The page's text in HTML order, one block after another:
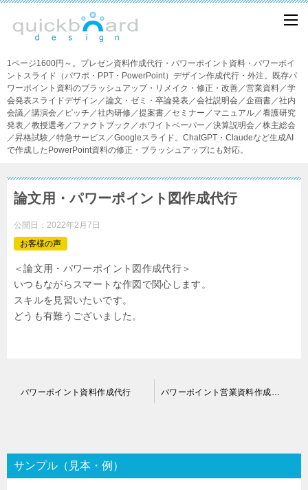
1ページ1600円～。プレゼン資料作成代行・パワーポイント資料・パワーポイ
ントスライド（パワポ・PPT・PowerPoint）デザイン作成代行・外注。既存パ
ワーポイント資料のブラッシュアップ・リメイク・修正・改善／営業資料／学
会発表スライドデザイン／論文・ゼミ・卒論発表／会社説明会／企画書／社内
会議／講演会／ピッチ／社内研修／提案書／セミナー／マニュアル／看護研究
発表／教授選考／ファクトブック／ホワイトペーパー／決算説明会／株主総会
／昇格試験／特急サービス／Googleスライド。ChatGPT・Claudeなど生成AI
で作成したPowerPoint資料の修正・ブラッシュアップにも対応。
論文用・パワーポイント図作成代行
公開日： 2022年2月7日
お客様の声
＜論文用・パワーポイント図作成代行＞
いつもながらスマートな作図で関心します。
スキルを見習いたいです。
どうも有難うございました。
ゲ
ー
シ
パワーポイント資料作成代行
サンプル（見本・例）